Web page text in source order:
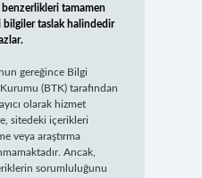
tamamen
taslak halindedir
gereğince Bilgi
(BTK) tarafından
olarak hizmet
sitedeki içerikleri
veya araştırma
Ancak,
sorumluluğunu